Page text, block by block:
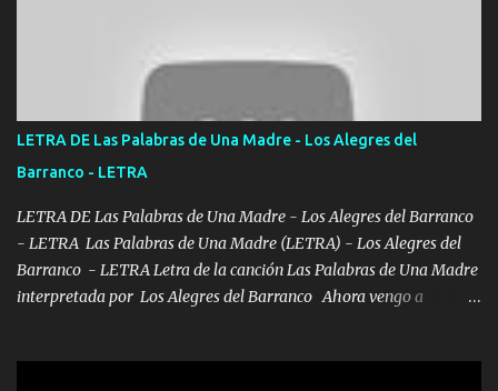
Ya pasé varias hazañas ya tienen rato que me agarran el colmillo
de este León los estatales no sé esperaron Al tiro esta la PrimiZa
también la nueve que cargo al lado doy la mano al que su amigo y
al traicionero damos pa abajo Y No me paran aquí hay pa más
pues hay charola les voy a dar hasta topar pues no hay de otra...
LETRA DE Las Palabras de Una Madre - Los Alegres del
Barranco - LETRA
LETRA DE Las Palabras de Una Madre - Los Alegres del Barranco
- LETRA Las Palabras de Una Madre (LETRA) - Los Alegres del
Barranco - LETRA Letra de la canción Las Palabras de Una Madre
interpretada por Los Alegres del Barranco Ahora vengo a